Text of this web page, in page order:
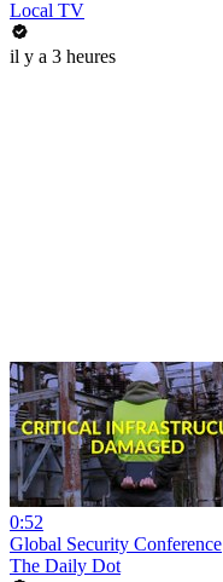
Local TV
il y a 3 heures
0:52
Global Security Conference
The Daily Dot